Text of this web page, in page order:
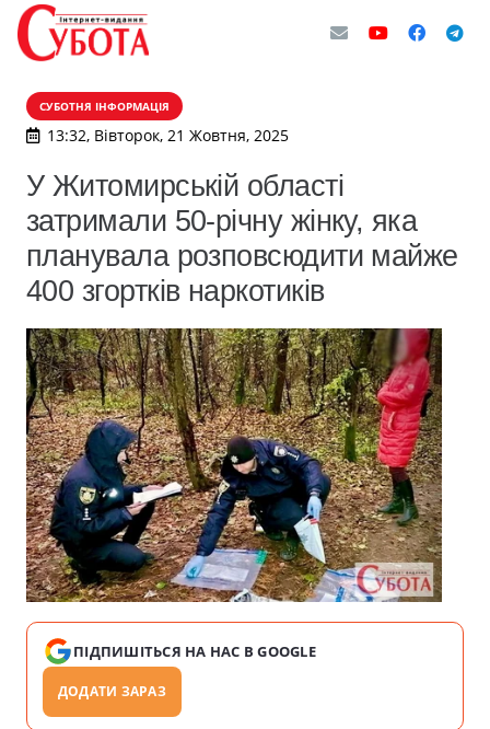
СУБОТНЯ ІНФОРМАЦІЯ
13:32, Вівторок, 21 Жовтня, 2025
У Житомирській області
затримали 50-річну жінку, яка
планувала розповсюдити майже
400 згортків наркотиків
ПІДПИШІТЬСЯ НА НАС В GOOGLE
ДОДАТИ ЗАРАЗ